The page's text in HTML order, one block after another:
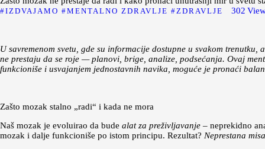
IZDVAJAMO MENTALNO ZDRAVLJE ZDRAVLJE 302
U savremenom svetu, gde su informacije dostupne u svakom
ne prestaju da se roje — planovi, brige, analize, podsećanja. Ovaj
funkcioniše i usvajanjem jednostavnih navika, moguće je pronaći
Zašto mozak stalno „radi“ i kada ne mora
Naš mozak je evoluirao da bude alat za preživljavanje – neprekidno
mozak i dalje funkcioniše po istom principu. Rezultat? Neprestana